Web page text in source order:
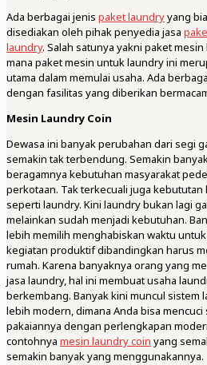
Ada berbagai jenis paket laundryyang
disediakan oleh pihak penyedia jasa
laundry. Salah satunya yakni paket
mana paket mesin untuk laundry ini
utama dalam memulai usaha. Ada
dengan fasilitas yang diberikan
Mesin Laundry Coin
Dewasa ini banyak perubahan dari segi
semakin tak terbendung. Semakin
beragamnya kebutuhan masyarakat
perkotaan. Tak terkecuali juga kebututan
seperti laundry. Kini laundry bukan lagi
melainkan sudah menjadi kebutuhan.
lebih memilih menghabiskan waktu
kegiatan produktif dibandingkan harus
rumah. Karena banyaknya orang yang
jasa laundry, hal ini membuat usaha
berkembang. Banyak kini muncul sistem
lebih modern, dimana Anda bisa mencuci
pakaiannya dengan perlengkapan
contohnya mesin laundry coin yang
semakin banyak yang menggunakannya.